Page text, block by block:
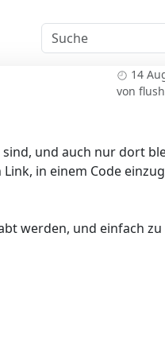
14
von
und auch nur dort
in einem Code
werden, und einfach